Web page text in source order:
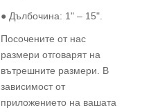
● Дълбочина: 1" – 15".
Посочените от нас
размери отговарят на
вътрешните размери. В
зависимост от
приложението на вашата